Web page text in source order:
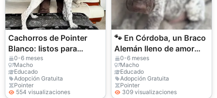
Cachorros de Pointer
Blanco: listos para
encontrar su hogar
definitivo.
0-6 meses
Macho
Educado
Adopción Gratuita
Pointer
554 visualizaciones
🐾 En Córdoba, un Braco
Alemán lleno de amor
está esperando una
familia responsable.
¡Hazlo parte de
0-6 meses
Macho
Educado
Adopción Gratuita
Pointer
309 visualizaciones